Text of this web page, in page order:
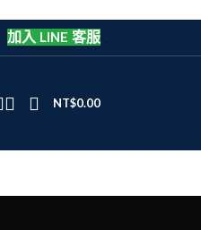
加入 LINE 客服
NT$0.00